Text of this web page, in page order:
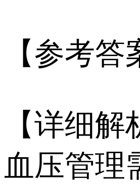
【参考答
【详细解
血压管理